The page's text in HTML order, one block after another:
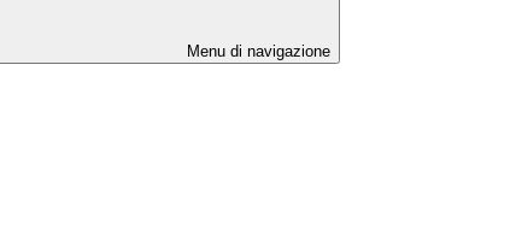
Menu di navigazione